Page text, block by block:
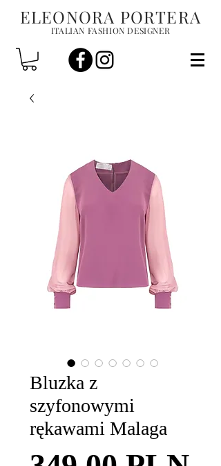
ELEONORA PORTERA
ITALIAN FASHION DESIGNER
Bluzka z
szyfonowymi
rękawami Malaga